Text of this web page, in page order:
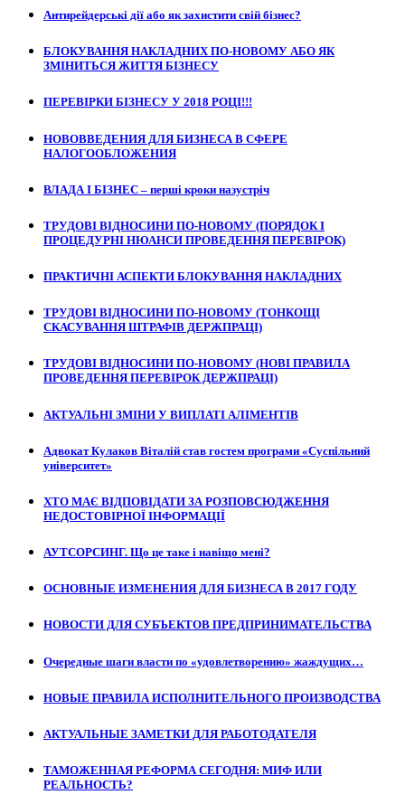
Антирейдерські дії або як захистити свій бізнес?
БЛОКУВАННЯ НАКЛАДНИХ ПО-НОВОМУ АБО ЯК
ЗМІНИТЬСЯ ЖИТТЯ БІЗНЕСУ
ПЕРЕВІРКИ БІЗНЕСУ У 2018 РОЦІ!!!
НОВОВВЕДЕНИЯ ДЛЯ БИЗНЕСА В СФЕРЕ
НАЛОГООБЛОЖЕНИЯ
ВЛАДА І БІЗНЕС – перші кроки назустріч
ТРУДОВІ ВІДНОСИНИ ПО-НОВОМУ (ПОРЯДОК І
ПРОЦЕДУРНІ НЮАНСИ ПРОВЕДЕННЯ ПЕРЕВІРОК)
ПРАКТИЧНІ АСПЕКТИ БЛОКУВАННЯ НАКЛАДНИХ
ТРУДОВІ ВІДНОСИНИ ПО-НОВОМУ (ТОНКОЩІ
СКАСУВАННЯ ШТРАФІВ ДЕРЖПРАЦІ)
ТРУДОВІ ВІДНОСИНИ ПО-НОВОМУ (НОВІ ПРАВИЛА
ПРОВЕДЕННЯ ПЕРЕВІРОК ДЕРЖПРАЦІ)
АКТУАЛЬНІ ЗМІНИ У ВИПЛАТІ АЛІМЕНТІВ
Адвокат Кулаков Віталій став гостем програми «Суспільний
університет»
ХТО МАЄ ВІДПОВІДАТИ ЗА РОЗПОВСЮДЖЕННЯ
НЕДОСТОВІРНОЇ ІНФОРМАЦІЇ
АУТСОРСИНГ. Що це таке і навіщо мені?
ОСНОВНЫЕ ИЗМЕНЕНИЯ ДЛЯ БИЗНЕСА В 2017 ГОДУ
НОВОСТИ ДЛЯ СУБЪЕКТОВ ПРЕДПРИНИМАТЕЛЬСТВА
Очередные шаги власти по «удовлетворению» жаждущих…
НОВЫЕ ПРАВИЛА ИСПОЛНИТЕЛЬНОГО ПРОИЗВОДСТВА
АКТУАЛЬНЫЕ ЗАМЕТКИ ДЛЯ РАБОТОДАТЕЛЯ
ТАМОЖЕННАЯ РЕФОРМА СЕГОДНЯ: МИФ ИЛИ
РЕАЛЬНОСТЬ?